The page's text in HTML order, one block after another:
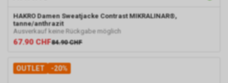
HAKRO Damen Sweatjacke Contrast MIKRALINAR®,
tanne/anthrazit
Ausverkauf keine Rückgabe möglich
67.90 CHF84.90 CHF
OUTLET -20%